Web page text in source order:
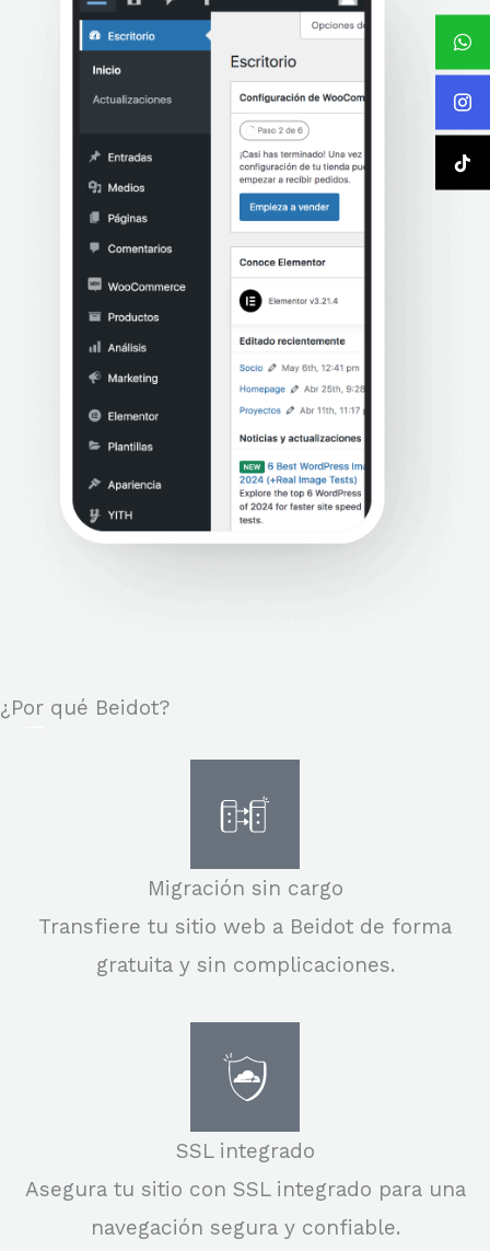
¿Por qué Beidot?
Migración sin cargo
Transfiere tu sitio web a Beidot de forma
gratuita y sin complicaciones.
SSL integrado
Asegura tu sitio con SSL integrado para una
navegación segura y confiable.